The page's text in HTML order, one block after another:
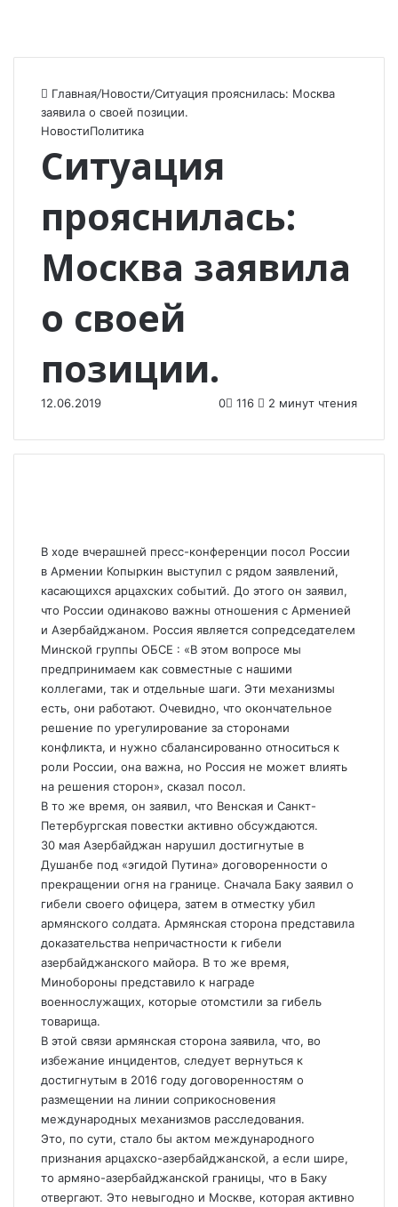
Главная/Новости/Ситуация прояснилась: Москва
заявила о своей позиции.
НовостиПолитика
Ситуация
прояснилась:
Москва заявила
о своей
позиции.
12.06.2019 0 116 2 минут чтения
В ходе вчерашней пресс-конференции посол России
в Армении Копыркин выступил с рядом заявлений,
касающихся арцахских событий. До этого он заявил,
что России одинаково важны отношения с Арменией
и Азербайджаном. Россия является сопредседателем
Минской группы ОБСЕ : «В этом вопросе мы
предпринимаем как совместные с нашими
коллегами, так и отдельные шаги. Эти механизмы
есть, они работают. Очевидно, что окончательное
решение по урегулирование за сторонами
конфликта, и нужно сбалансированно относиться к
роли России, она важна, но Россия не может влиять
на решения сторон», сказал посол.
В то же время, он заявил, что Венская и Санкт-
Петербургская повестки активно обсуждаются.
30 мая Азербайджан нарушил достигнутые в
Душанбе под «эгидой Путина» договоренности о
прекращении огня на границе. Сначала Баку заявил о
гибели своего офицера, затем в отместку убил
армянского солдата. Армянская сторона представила
доказательства непричастности к гибели
азербайджанского майора. В то же время,
Минобороны представило к награде
военнослужащих, которые отомстили за гибель
товарища.
В этой связи армянская сторона заявила, что, во
избежание инцидентов, следует вернуться к
достигнутым в 2016 году договоренностям о
размещении на линии соприкосновения
международных механизмов расследования.
Это, по сути, стало бы актом международного
признания арцахско-азербайджанской, а если шире,
то армяно-азербайджанской границы, что в Баку
отвергают. Это невыгодно и Москве, которая активно